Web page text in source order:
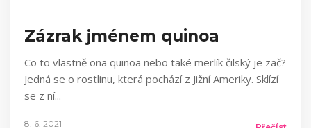
Zázrak jménem quinoa
Co to vlastně ona quinoa nebo také merlík čilský je zač?
Jedná se o rostlinu, která pochází z Jižní Ameriky. Sklízí
se z ní
8. 6. 2021